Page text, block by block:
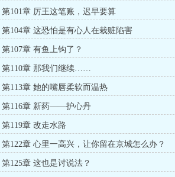
第101章 厉王这笔账，迟早要算
第104章 这恐怕是有心人在栽赃陷害
第107章 有鱼上钩了？
第110章 那我们继续……
第113章 她的嘴唇柔软而温热
第116章 新药——护心丹
第119章 改走水路
第122章 心里一高兴，让你留在京城怎么办？
第125章 这也是讨说法？